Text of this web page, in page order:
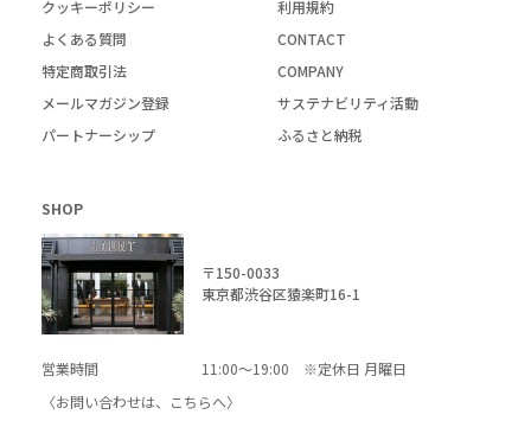
クッキーポリシー
利用規約
よくある質問
CONTACT
特定商取引法
COMPANY
メールマガジン登録
サステナビリティ活動
パートナーシップ
ふるさと納税
SHOP
〒150-0033
東京都渋谷区猿楽町16-1
営業時間
11:00～19:00 ※定休日 月曜日
〈お問い合わせは、
こちらへ〉